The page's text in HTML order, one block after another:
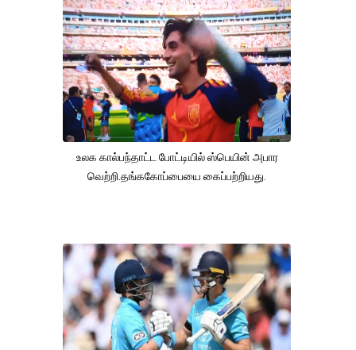
உலக கால்பந்தாட்ட போட்டியில் ஸ்பெயின் அபார
வெற்றி.தங்ககோப்பையை கைப்பற்றியது.